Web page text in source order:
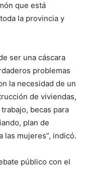
que está
la provincia y
ser una cáscara
problemas
la necesidad de un
de viviendas,
becas para
plan de
las mujeres”, indicó.
público con el